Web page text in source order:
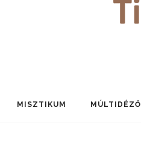
MISZTIKUM MÚLTIDÉZŐ